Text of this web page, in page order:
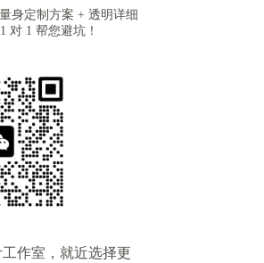
身定制方案 + 透明详细
对 1 帮您避坑！
作室，就近选择更